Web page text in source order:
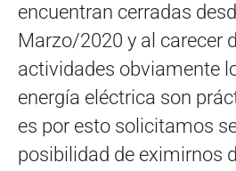
encuentran cerradas
Marzo/2020 y al carecer
actividades obviamente
energía eléctrica son
es por esto solicitamos
posibilidad de eximirnos